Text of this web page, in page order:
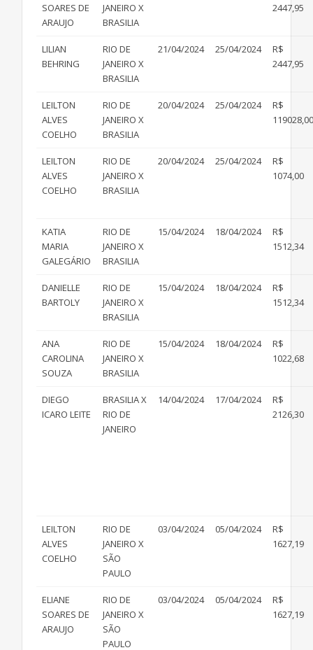
SOARES DE
ARAUJO
JANEIRO X
BRASILIA
2447,95
LILIAN
BEHRING
RIO DE
JANEIRO X
BRASILIA
21/04/2024 25/04/2024
R$
2447,95
LEILTON
ALVES
COELHO
RIO DE
JANEIRO X
BRASILIA
20/04/2024 25/04/2024
R$
119028,00
LEILTON
ALVES
COELHO
RIO DE
JANEIRO X
BRASILIA
20/04/2024 25/04/2024
R$
1074,00
KATIA
MARIA
GALEGÁRIO
RIO DE
JANEIRO X
BRASILIA
15/04/2024 18/04/2024
R$
1512,34
DANIELLE
BARTOLY
RIO DE
JANEIRO X
BRASILIA
15/04/2024 18/04/2024
R$
1512,34
ANA
CAROLINA
SOUZA
RIO DE
JANEIRO X
BRASILIA
15/04/2024 18/04/2024
R$
1022,68
DIEGO
ICARO LEITE
BRASILIA X
RIO DE
JANEIRO
14/04/2024 17/04/2024
R$
2126,30
LEILTON
ALVES
COELHO
RIO DE
JANEIRO X
SÃO
PAULO
03/04/2024 05/04/2024
R$
1627,19
ELIANE
SOARES DE
ARAUJO
RIO DE
JANEIRO X
SÃO
PAULO
03/04/2024 05/04/2024
R$
1627,19